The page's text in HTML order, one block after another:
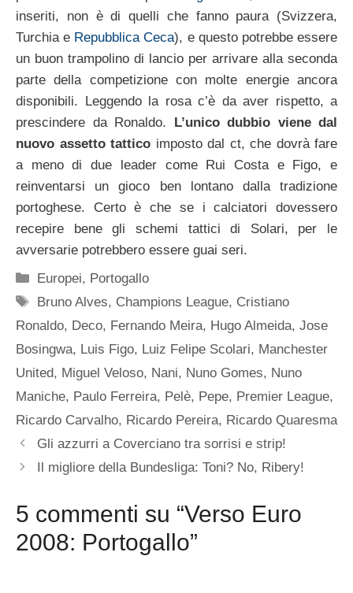
inseriti, non è di quelli che fanno paura (Svizzera,
Turchia e Repubblica Ceca), e questo potrebbe essere
un buon trampolino di lancio per arrivare alla seconda
parte della competizione con molte energie ancora
disponibili. Leggendo la rosa c’è da aver rispetto, a
prescindere da Ronaldo.
L’unico dubbio viene dal
nuovo assetto tattico imposto dal ct, che dovrà fare
a meno di due leader come Rui Costa e Figo, e
reinventarsi un gioco ben lontano dalla tradizione
portoghese. Certo è che se i calciatori dovessero
recepire bene gli schemi tattici di Solari, per le
avversarie potrebbero essere guai seri.
Categorie
Europei, Portogallo
Tag
Bruno Alves, Champions League, Cristiano
Ronaldo, Deco, Fernando Meira, Hugo Almeida, Jose
Bosingwa, Luis Figo, Luiz Felipe Scolari, Manchester
United, Miguel Veloso, Nani, Nuno Gomes, Nuno
Maniche, Paulo Ferreira, Pelè, Pepe, Premier League,
Ricardo Carvalho, Ricardo Pereira, Ricardo Quaresma
Gli azzurri a Coverciano tra sorrisi e strip!
Il migliore della Bundesliga: Toni? No, Ribery!
5 commenti su “Verso Euro
2008: Portogallo”